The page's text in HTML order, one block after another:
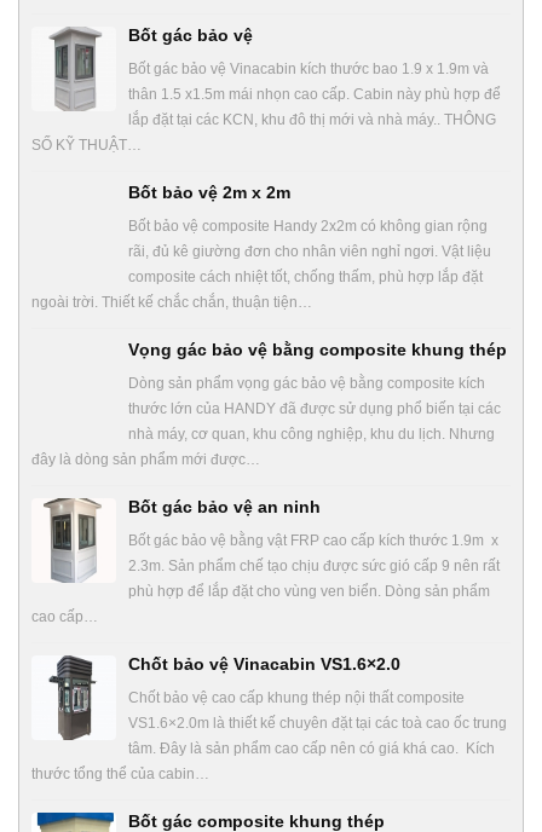
Bốt gác bảo vệ
Bốt gác bảo vệ Vinacabin kích thước bao 1.9 x 1.9m và
thân 1.5 x1.5m mái nhọn cao cấp. Cabin này phù hợp để
lắp đặt tại các KCN, khu đô thị mới và nhà máy.. THÔNG
SỐ KỸ THUẬT…
Bốt bảo vệ 2m x 2m
Bốt bảo vệ composite Handy 2x2m có không gian rộng
rãi, đủ kê giường đơn cho nhân viên nghỉ ngơi. Vật liệu
composite cách nhiệt tốt, chống thấm, phù hợp lắp đặt
ngoài trời. Thiết kế chắc chắn, thuận tiện…
Vọng gác bảo vệ bằng composite khung thép
Dòng sản phẩm vọng gác bảo vệ bằng composite kích
thước lớn của HANDY đã được sử dụng phổ biến tại các
nhà máy, cơ quan, khu công nghiệp, khu du lịch. Nhưng
đây là dòng sản phẩm mới được…
Bốt gác bảo vệ an ninh
Bốt gác bảo vệ bằng vật FRP cao cấp kích thước 1.9m x
2.3m. Sản phẩm chế tạo chịu được sức gió cấp 9 nên rất
phù hợp để lắp đặt cho vùng ven biển. Dòng sản phẩm
cao cấp…
Chốt bảo vệ Vinacabin VS1.6×2.0
Chốt bảo vệ cao cấp khung thép nội thất composite
VS1.6×2.0m là thiết kế chuyên đặt tại các toà cao ốc trung
tâm. Đây là sản phẩm cao cấp nên có giá khá cao. Kích
thước tổng thể của cabin…
Bốt gác composite khung thép